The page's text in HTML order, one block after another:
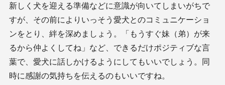
新しく犬を迎える準備などに意識が向いてしまいがちで
すが、その前によりいっそう愛犬とのコミュニケーショ
ンをとり、絆を深めましょう。「もうすぐ妹（弟）が来
るから仲よくしてね」など、できるだけポジティブな言
葉で、愛犬に話しかけるようにしてもいいでしょう。同
時に感謝の気持ちを伝えるのもいいですね。